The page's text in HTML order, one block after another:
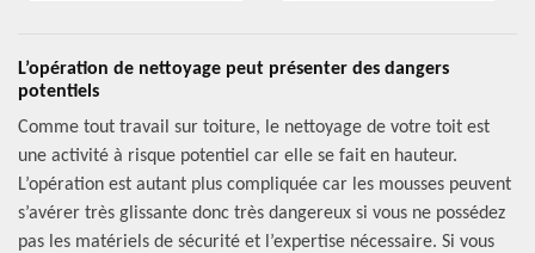
L’opération de nettoyage peut présenter des dangers
potentiels
Comme tout travail sur toiture, le nettoyage de votre toit est
une activité à risque potentiel car elle se fait en hauteur.
L’opération est autant plus compliquée car les mousses peuvent
s’avérer très glissante donc très dangereux si vous ne possédez
pas les matériels de sécurité et l’expertise nécessaire. Si vous